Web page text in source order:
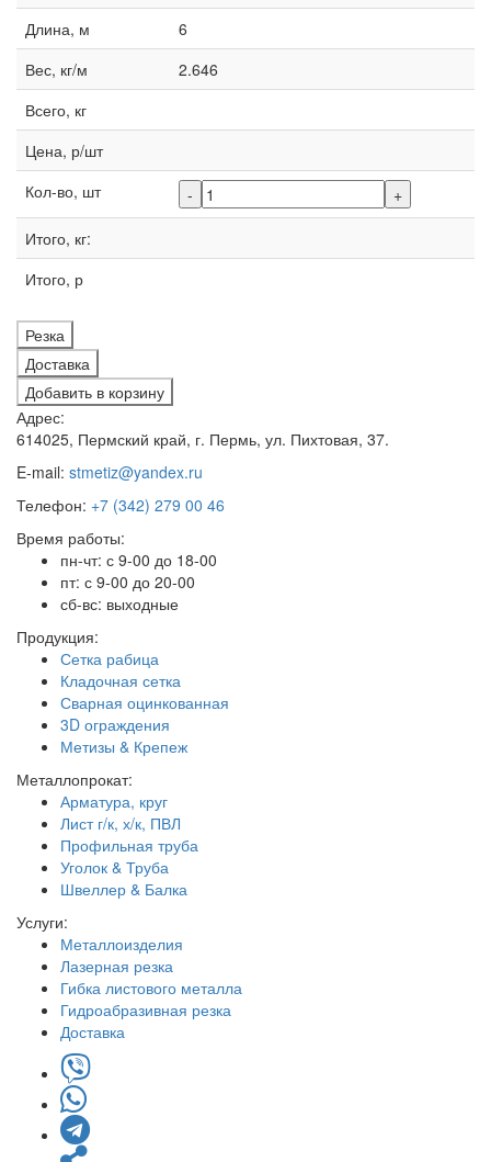
Длина, м
6
Вес, кг/м
2.646
Всего, кг
Цена, р/шт
Кол-во, шт
-
+
Итого, кг:
Итого, р
Резка
Доставка
Добавить в корзину
Адрес:
614025, Пермский край, г. Пермь, ул. Пихтовая, 37.
E-mail: stmetiz@yandex.ru
Телефон: +7 (342) 279 00 46
Время работы:
пн-чт: с 9-00 до 18-00
пт: с 9-00 до 20-00
сб-вс: выходные
Продукция:
Сетка рабица
Кладочная сетка
Сварная оцинкованная
3D ограждения
Метизы & Крепеж
Металлопрокат:
Арматура, круг
Лист г/к, х/к, ПВЛ
Профильная труба
Уголок & Труба
Швеллер & Балка
Услуги:
Металлоизделия
Лазерная резка
Гибка листового металла
Гидроабразивная резка
Доставка